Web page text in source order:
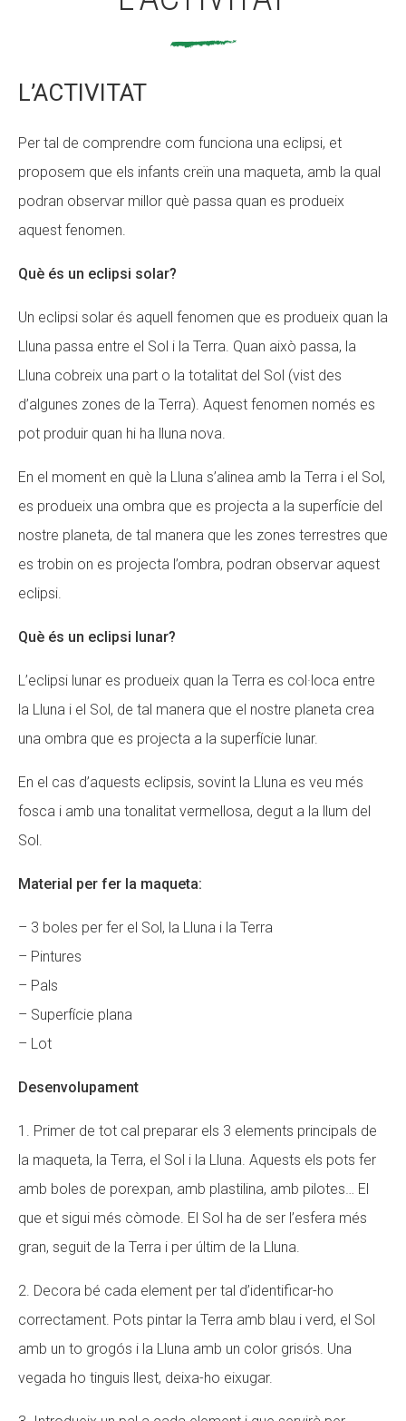
L’ACTIVITAT
Per tal de comprendre com funciona una eclipsi, et
proposem que els infants creïn una maqueta, amb la qual
podran observar millor què passa quan es produeix
aquest fenomen.
Què és un eclipsi solar?
Un eclipsi solar és aquell fenomen que es produeix quan la
Lluna passa entre el Sol i la Terra. Quan això passa, la
Lluna cobreix una part o la totalitat del Sol (vist des
d’algunes zones de la Terra). Aquest fenomen només es
pot produir quan hi ha lluna nova.
En el moment en què la Lluna s’alinea amb la Terra i el Sol,
es produeix una ombra que es projecta a la superfície del
nostre planeta, de tal manera que les zones terrestres que
es trobin on es projecta l’ombra, podran observar aquest
eclipsi.
Què és un eclipsi lunar?
L’eclipsi lunar es produeix quan la Terra es col·loca entre
la Lluna i el Sol, de tal manera que el nostre planeta crea
una ombra que es projecta a la superfície lunar.
En el cas d’aquests eclipsis, sovint la Lluna es veu més
fosca i amb una tonalitat vermellosa, degut a la llum del
Sol.
Material per fer la maqueta:
– 3 boles per fer el Sol, la Lluna i la Terra
– Pintures
– Pals
– Superfície plana
– Lot
Desenvolupament
1. Primer de tot cal preparar els 3 elements principals de
la maqueta, la Terra, el Sol i la Lluna. Aquests els pots fer
amb boles de porexpan, amb plastilina, amb pilotes… El
que et sigui més còmode. El Sol ha de ser l’esfera més
gran, seguit de la Terra i per últim de la Lluna.
2. Decora bé cada element per tal d’identificar-ho
correctament. Pots pintar la Terra amb blau i verd, el Sol
amb un to grogós i la Lluna amb un color grisós. Una
vegada ho tinguis llest, deixa-ho eixugar.